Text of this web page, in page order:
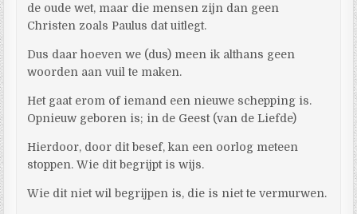
de oude wet, maar die mensen zijn dan geen
Christen zoals Paulus dat uitlegt.
Dus daar hoeven we (dus) meen ik althans geen
woorden aan vuil te maken.
Het gaat erom of iemand een nieuwe schepping is.
Opnieuw geboren is; in de Geest (van de Liefde)
Hierdoor, door dit besef, kan een oorlog meteen
stoppen. Wie dit begrijpt is wijs.
Wie dit niet wil begrijpen is, die is niet te vermurwen.